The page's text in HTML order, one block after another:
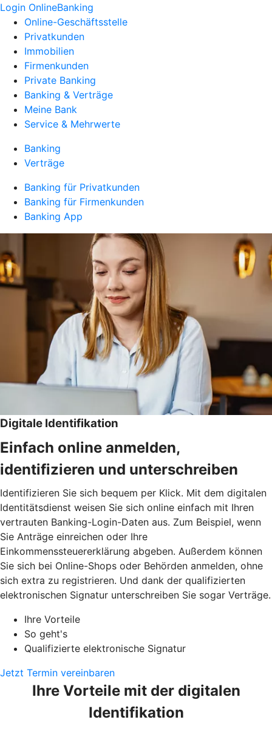
Login OnlineBanking
Online-Geschäftsstelle
Privatkunden
Immobilien
Firmenkunden
Private Banking
Banking & Verträge
Meine Bank
Service & Mehrwerte
Banking
Verträge
Banking für Privatkunden
Banking für Firmenkunden
Banking App
Digitale Identifikation
Einfach online anmelden,
identifizieren und unterschreiben
Identifizieren Sie sich bequem per Klick. Mit dem digitalen
Identitätsdienst weisen Sie sich online einfach mit Ihren
vertrauten Banking-Login-Daten aus. Zum Beispiel, wenn
Sie Anträge einreichen oder Ihre
Einkommenssteuererklärung abgeben. Außerdem können
Sie sich bei Online-Shops oder Behörden anmelden, ohne
sich extra zu registrieren. Und dank der qualifizierten
elektronischen Signatur unterschreiben Sie sogar Verträge.
Ihre Vorteile
So geht's
Qualifizierte elektronische Signatur
Jetzt Termin vereinbaren
Ihre Vorteile mit der digitalen
Identifikation